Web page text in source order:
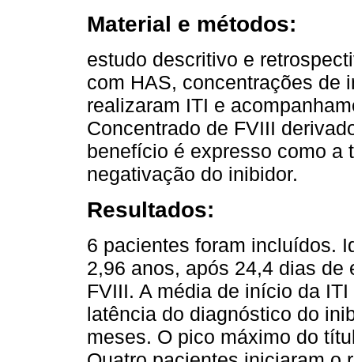
Material e métodos:
estudo descritivo e
com HAS, concentrações de
realizaram ITI e
Concentrado de FVIII
benefício é expresso como a
negativação do inibidor.
Resultados:
6 pacientes foram incluídos.
2,96 anos, após 24,4 dias
FVIII. A média de início da
latência do diagnóstico do
meses. O pico máximo do